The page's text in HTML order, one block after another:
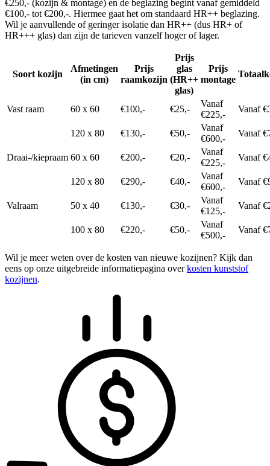
€250,- (kozijn & montage) en de beglazing begint vanaf gemiddeld
€100,- tot €200,-. Hiermee gaat het om standaard HR++ beglazing.
Wil je aanvullende of geringer isolatie dan HR++ (dus HR+ of
HR+++ glas) dan zijn de tarieven vanzelf hoger of lager.
Soort kozijn
Afmetingen
(in cm)
Prijs
raamkozijn
Prijs
glas
(HR++
glas)
Prijs
montage
Vast raam 60 x 60 €100,- €25,-
Vanaf
€225,-
Vanaf
120 x 80 €130,- €50,-
Vanaf
€600,-
Vanaf
Draai-/kiepraam 60 x 60 €200,- €20,-
Vanaf
€225,-
Vanaf
120 x 80 €290,- €40,-
Vanaf
€600,-
Vanaf
Valraam 50 x 40 €130,- €30,-
Vanaf
€125,-
Vanaf
100 x 80 €220,- €50,-
Vanaf
€500,-
Vanaf
Wil je meer weten over de kosten van nieuwe kozijnen? Kijk dan
eens op onze uitgebreide informatiepagina overkosten kunststof
kozijnen.